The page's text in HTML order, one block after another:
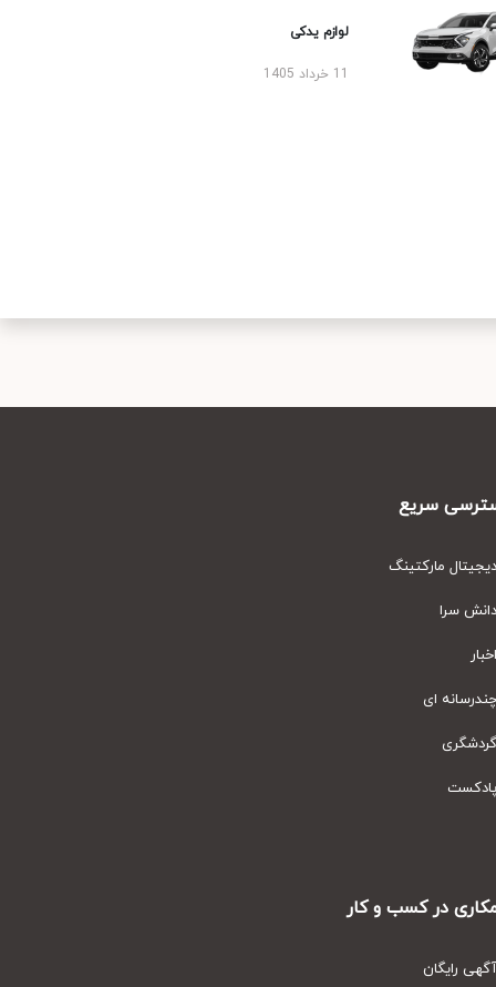
لوازم یدکی
سریع
مارکتینگ
سرا
ای
در کسب و کار
رایگان